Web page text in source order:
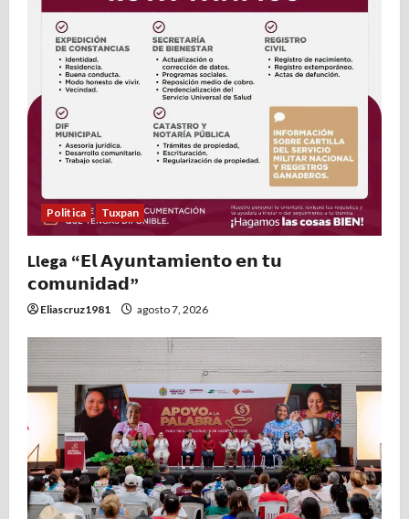
Politica Tuxpan
Llega “𝗘𝗹 𝗔𝘆𝘂𝗻𝘁𝗮𝗺𝗶𝗲𝗻𝘁𝗼 𝗲𝗻 𝘁𝘂
𝗰𝗼𝗺𝘂𝗻𝗶𝗱𝗮𝗱”
Eliascruz1981 agosto 7, 2026